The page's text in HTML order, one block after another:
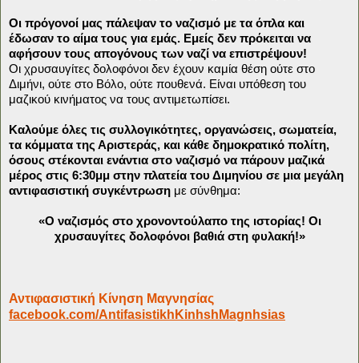
Οι πρόγονοί μας πάλεψαν το ναζισμό με τα όπλα και
έδωσαν το αίμα τους για εμάς. Εμείς δεν πρόκειται να
αφήσουν τους απογόνους των ναζί να επιστρέψουν!
Οι χρυσαυγίτες δολοφόνοι δεν έχουν καμία θέση ούτε στο
Διμήνι, ούτε στο Βόλο, ούτε πουθενά. Είναι υπόθεση του
μαζικού κινήματος να τους αντιμετωπίσει.
Καλούμε όλες τις συλλογικότητες, οργανώσεις, σωματεία,
τα κόμματα της Αριστεράς, και κάθε δημοκρατικό πολίτη,
όσους στέκονται ενάντια στο ναζισμό να πάρουν μαζικά
μέρος στις 6:30μμ στην πλατεία του Διμηνίου σε μια μεγάλη
αντιφασιστική συγκέντρωση με σύνθημα:
«Ο ναζισμός στο χρονοντούλαπο της ιστορίας! Οι
χρυσαυγίτες δολοφόνοι βαθιά στη φυλακή!»
Αντιφασιστική Κίνηση Μαγνησίας
facebook.com/AntifasistikhKinhshMagnhsias